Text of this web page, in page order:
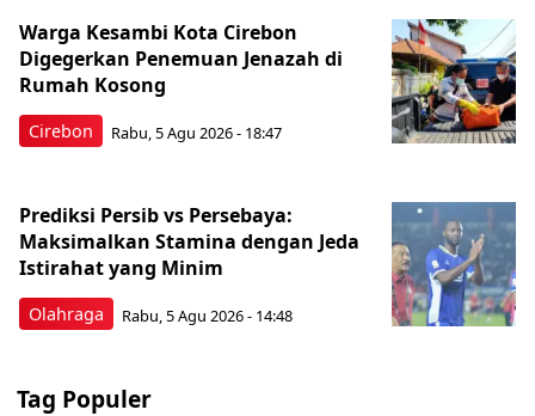
Cirebon
Warga Kesambi Kota Cirebon
Digegerkan Penemuan Jenazah di
Rumah Kosong
Rabu, 5 Agu 2026 - 18:47
Olahraga
Prediksi Persib vs Persebaya:
Maksimalkan Stamina dengan Jeda
Istirahat yang Minim
Rabu, 5 Agu 2026 - 14:48
Tag Populer